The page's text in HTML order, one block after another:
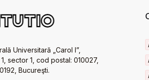
Universitară „Carol I”,
sector 1, cod postal: 010027,
Bucureşti.